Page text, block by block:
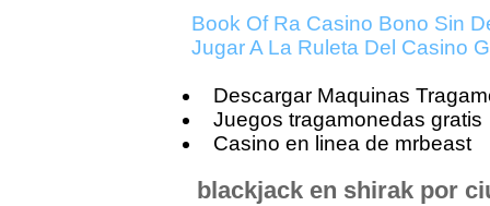
Book Of Ra Casino Bono Sin
Jugar A La Ruleta Del Casino
Descargar Maquinas
Juegos tragamonedas gratis
Casino en linea de mrbeast
blackjack en shirak por